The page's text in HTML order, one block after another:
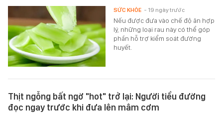
Nếu được đưa vào chế độ ăn hợp
lý, những loại rau này có thể góp
phần hỗ trợ kiểm soát đường
huyết.
SỨC KHỎE - 19 ngày trước
Thịt ngỗng bất ngờ "hot" trở lại: Người tiểu đường
đọc ngay trước khi đưa lên mâm cơm